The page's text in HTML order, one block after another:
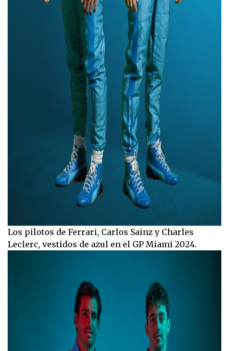
Los pilotos de Ferrari, Carlos Sainz y Charles
Leclerc, vestidos de azul en el GP Miami 2024.